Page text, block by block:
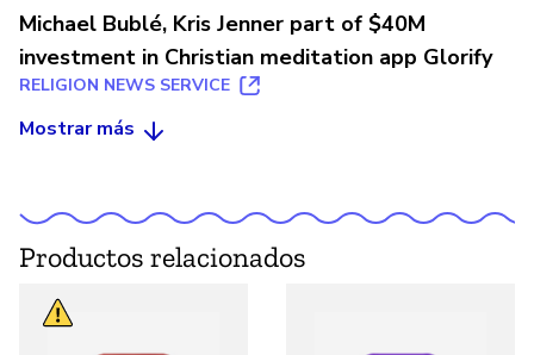
Michael Bublé, Kris Jenner part of $40M
investment in Christian meditation app Glorify
RELIGION NEWS SERVICE
Mostrar más
Productos relacionados